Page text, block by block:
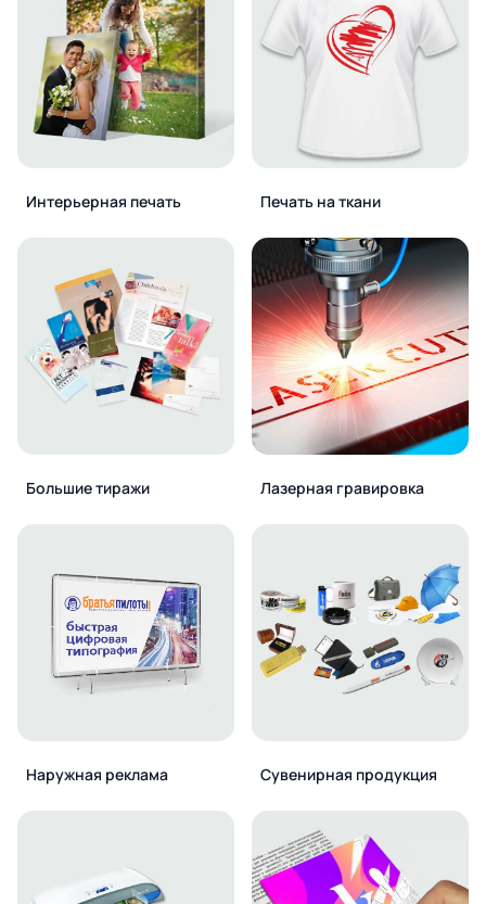
Интерьерная печать Печать на ткани
Большие тиражи Лазерная гравировка
Наружная реклама Сувенирная продукция